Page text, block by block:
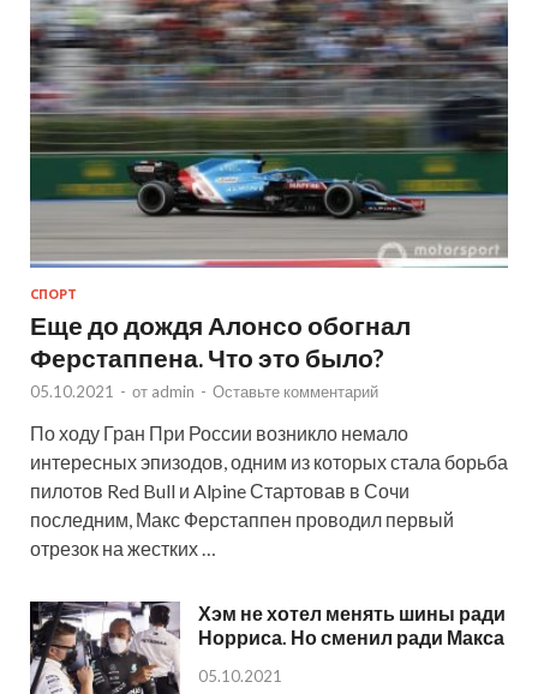
СПОРТ
Еще до дождя Алонсо обогнал
Ферстаппена. Что это было?
05.10.2021 - от admin - Оставьте комментарий
По ходу Гран При России возникло немало
интересных эпизодов, одним из которых стала борьба
пилотов Red Bull и Alpine Стартовав в Сочи
последним, Макс Ферстаппен проводил первый
отрезок на жестких …
Хэм не хотел менять шины ради
Норриса. Но сменил ради Макса
05.10.2021